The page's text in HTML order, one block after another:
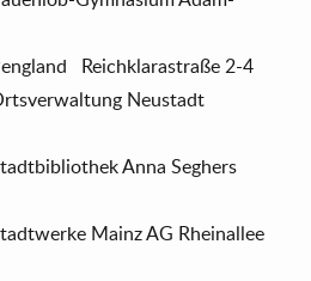
Reichklarastraße 2-4
Neustadt
Anna Seghers
Mainz AG Rheinallee